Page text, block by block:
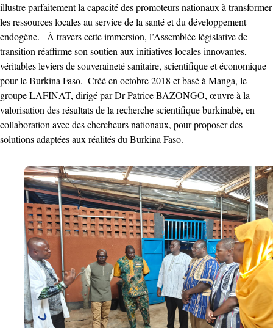
illustre parfaitement la capacité des promoteurs nationaux à transformer
les ressources locales au service de la santé et du développement
endogène. ‎ ‎ À travers cette immersion, l’Assemblée législative de
transition réaffirme son soutien aux initiatives locales innovantes,
véritables leviers de souveraineté sanitaire, scientifique et économique
pour le Burkina Faso. ‎ Créé en octobre 2018 et basé à Manga, le
groupe LAFINAT, dirigé par Dr Patrice BAZONGO, œuvre à la
valorisation des résultats de la recherche scientifique burkinabè, en
collaboration avec des chercheurs nationaux, pour proposer des
solutions adaptées aux réalités du Burkina Faso. ‎